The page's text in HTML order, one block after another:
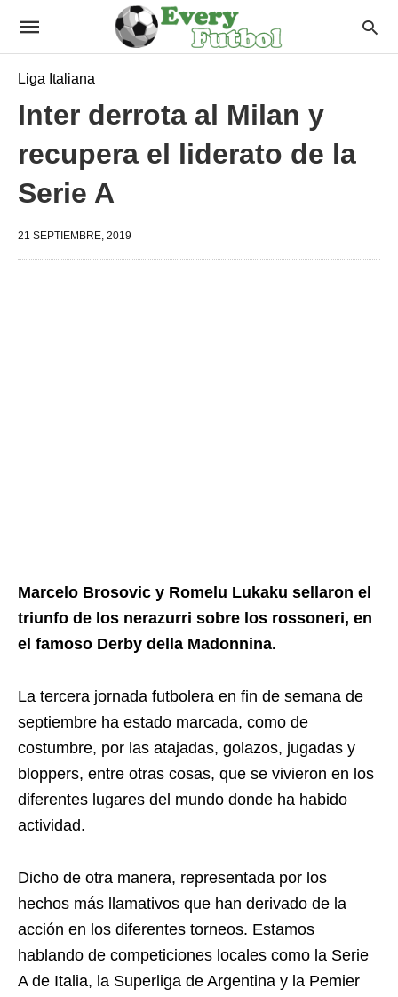
Liga Italiana
Inter derrota al Milan y
recupera el liderato de la
Serie A
21 SEPTIEMBRE, 2019
Marcelo Brosovic y Romelu Lukaku sellaron el
triunfo de los nerazurri sobre los rossoneri, en
el famoso Derby della Madonnina.
La tercera jornada futbolera en fin de semana de
septiembre ha estado marcada, como de
costumbre, por las atajadas, golazos, jugadas y
bloppers, entre otras cosas, que se vivieron en los
diferentes lugares del mundo donde ha habido
actividad.
Dicho de otra manera, representada por los
hechos más llamativos que han derivado de la
acción en los diferentes torneos. Estamos
hablando de competiciones locales como la Serie
A de Italia, la Superliga de Argentina y la Pemier